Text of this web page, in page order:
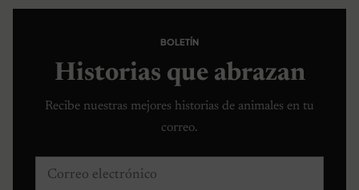
BOLETÍN
Historias que abrazan
Recibe nuestras mejores historias de animales en tu
correo.
Correo electrónico